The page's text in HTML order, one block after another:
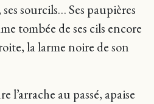
ses sourcils… Ses paupières
tombée de ses cils encore
la larme noire de son
l’arrache au passé, apaise